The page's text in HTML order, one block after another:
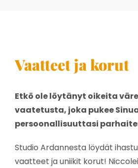
Vaatteet ja korut
Etkö ole löytänyt oikeita
vaatetusta, joka pukee
persoonallisuuttasi
Studio Ardannesta löydät
vaatteet ja uniikit korut!